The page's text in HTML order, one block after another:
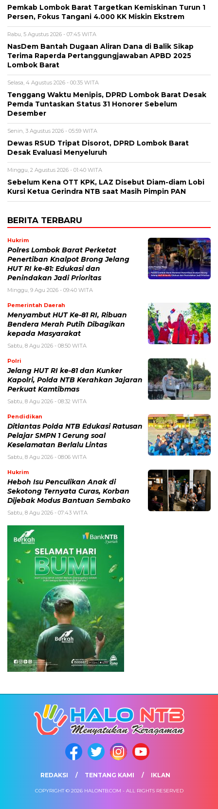
Pemkab Lombok Barat Targetkan Kemiskinan Turun 1
Persen, Fokus Tangani 4.000 KK Miskin Ekstrem
Rabu, 5 Agustus 2026 - 07:45 WITA
NasDem Bantah Dugaan Aliran Dana di Balik Sikap
Terima Raperda Pertanggungjawaban APBD 2025
Lombok Barat
Selasa, 4 Agustus 2026 - 00:35 WITA
Tenggang Waktu Menipis, DPRD Lombok Barat Desak
Pemda Tuntaskan Status 31 Honorer Sebelum
Desember
Senin, 3 Agustus 2026 - 05:59 WITA
Dewas RSUD Tripat Disorot, DPRD Lombok Barat
Desak Evaluasi Menyeluruh
Minggu, 2 Agustus 2026 - 01:40 WITA
Sebelum Kena OTT KPK, LAZ Disebut Diam-diam Lobi
Kursi Ketua Gerindra NTB saat Masih Pimpin PAN
BERITA TERBARU
Hukrim
Polres Lombok Barat Perketat
Penertiban Knalpot Brong Jelang
HUT RI ke-81: Edukasi dan
Penindakan Jadi Prioritas
Minggu, 9 Agu 2026 - 09:40 WITA
Pemerintah Daerah
Menyambut HUT Ke-81 RI, Ribuan
Bendera Merah Putih Dibagikan
kepada Masyarakat
Sabtu, 8 Agu 2026 - 08:50 WITA
Polri
Jelang HUT RI ke-81 dan Kunker
Kapolri, Polda NTB Kerahkan Jajaran
Perkuat Kamtibmas
Sabtu, 8 Agu 2026 - 08:32 WITA
Pendidikan
Ditlantas Polda NTB Edukasi Ratusan
Pelajar SMPN 1 Gerung soal
Keselamatan Berlalu Lintas
Sabtu, 8 Agu 2026 - 08:06 WITA
Hukrim
Heboh Isu Penculikan Anak di
Sekotong Ternyata Curas, Korban
Dijebak Modus Bantuan Sembako
Sabtu, 8 Agu 2026 - 07:43 WITA
REDAKSI TENTANG KAMI IKLAN
COPYRIGHT © 2026 HALONTB.COM - ALL RIGHTS RESERVED